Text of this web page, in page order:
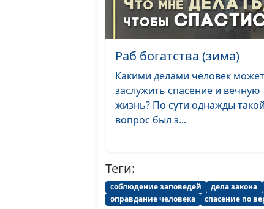
Раб богатства (зима)
Какими делами человек может
заслужить спасение и вечную
жизнь? По сути однажды такой
вопрос был з...
Теги:
соблюдение заповедей дела закона
оправдание человека
спасение по